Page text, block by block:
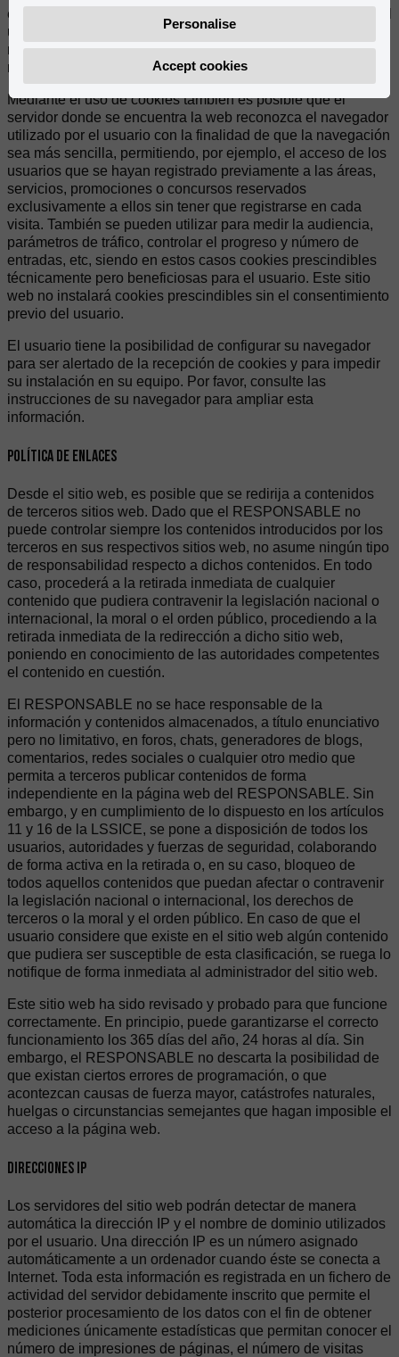
eficaz la navegación, y desaparecen al terminar la sesión del
usuario. En ningún caso, estas cookies proporcionan por sí
mismas datos de carácter personal y no se utilizarán para la
recogida de los mismos.
Mediante el uso de cookies también es posible que el
servidor donde se encuentra la web reconozca el navegador
utilizado por el usuario con la finalidad de que la navegación
sea más sencilla, permitiendo, por ejemplo, el acceso de los
usuarios que se hayan registrado previamente a las áreas,
servicios, promociones o concursos reservados
exclusivamente a ellos sin tener que registrarse en cada
visita. También se pueden utilizar para medir la audiencia,
parámetros de tráfico, controlar el progreso y número de
entradas, etc, siendo en estos casos cookies prescindibles
técnicamente pero beneficiosas para el usuario. Este sitio
web no instalará cookies prescindibles sin el consentimiento
previo del usuario.
El usuario tiene la posibilidad de configurar su navegador
para ser alertado de la recepción de cookies y para impedir
su instalación en su equipo. Por favor, consulte las
instrucciones de su navegador para ampliar esta
información.
Política de enlaces
Desde el sitio web, es posible que se redirija a contenidos
de terceros sitios web. Dado que el RESPONSABLE no
puede controlar siempre los contenidos introducidos por los
terceros en sus respectivos sitios web, no asume ningún tipo
de responsabilidad respecto a dichos contenidos. En todo
caso, procederá a la retirada inmediata de cualquier
contenido que pudiera contravenir la legislación nacional o
internacional, la moral o el orden público, procediendo a la
retirada inmediata de la redirección a dicho sitio web,
poniendo en conocimiento de las autoridades competentes
el contenido en cuestión.
El RESPONSABLE no se hace responsable de la
información y contenidos almacenados, a título enunciativo
pero no limitativo, en foros, chats, generadores de blogs,
comentarios, redes sociales o cualquier otro medio que
permita a terceros publicar contenidos de forma
independiente en la página web del RESPONSABLE. Sin
embargo, y en cumplimiento de lo dispuesto en los artículos
11 y 16 de la LSSICE, se pone a disposición de todos los
usuarios, autoridades y fuerzas de seguridad, colaborando
de forma activa en la retirada o, en su caso, bloqueo de
todos aquellos contenidos que puedan afectar o contravenir
la legislación nacional o internacional, los derechos de
terceros o la moral y el orden público. En caso de que el
usuario considere que existe en el sitio web algún contenido
que pudiera ser susceptible de esta clasificación, se ruega lo
notifique de forma inmediata al administrador del sitio web.
Este sitio web ha sido revisado y probado para que funcione
correctamente. En principio, puede garantizarse el correcto
funcionamiento los 365 días del año, 24 horas al día. Sin
embargo, el RESPONSABLE no descarta la posibilidad de
que existan ciertos errores de programación, o que
acontezcan causas de fuerza mayor, catástrofes naturales,
huelgas o circunstancias semejantes que hagan imposible el
acceso a la página web.
Direcciones IP
Los servidores del sitio web podrán detectar de manera
automática la dirección IP y el nombre de dominio utilizados
por el usuario. Una dirección IP es un número asignado
automáticamente a un ordenador cuando éste se conecta a
Internet. Toda esta información es registrada en un fichero de
actividad del servidor debidamente inscrito que permite el
posterior procesamiento de los datos con el fin de obtener
mediciones únicamente estadísticas que permitan conocer el
número de impresiones de páginas, el número de visitas
Personalise
Accept cookies